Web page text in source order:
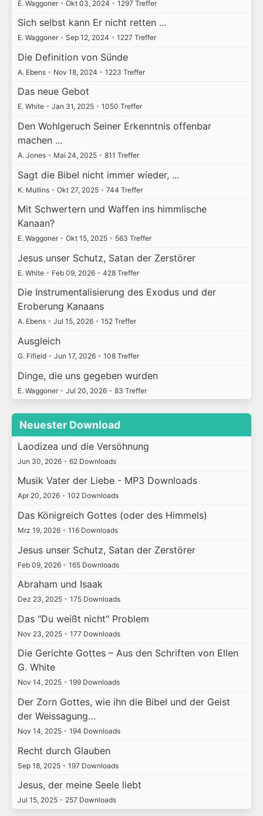
E. Waggoner • Okt 03, 2024 • 1297 Treffer
Sich selbst kann Er nicht retten ...
E. Waggoner • Sep 12, 2024 • 1227 Treffer
Die Definition von Sünde
A. Ebens • Nov 18, 2024 • 1223 Treffer
Das neue Gebot
E. White • Jan 31, 2025 • 1050 Treffer
Den Wohlgeruch Seiner Erkenntnis offenbar
machen ...
A. Jones • Mai 24, 2025 • 811 Treffer
Sagt die Bibel nicht immer wieder, ...
K. Mullins • Okt 27, 2025 • 744 Treffer
Mit Schwertern und Waffen ins himmlische
Kanaan?
E. Waggoner • Okt 15, 2025 • 563 Treffer
Jesus unser Schutz, Satan der Zerstörer
E. White • Feb 09, 2026 • 428 Treffer
Die Instrumentalisierung des Exodus und der
Eroberung Kanaans
A. Ebens • Jul 15, 2026 • 152 Treffer
Ausgleich
G. Fifield • Jun 17, 2026 • 108 Treffer
Dinge, die uns gegeben wurden
E. Waggoner • Jul 20, 2026 • 83 Treffer
Neuester Download
Laodizea und die Versöhnung
Jun 30, 2026 • 62 Downloads
Musik Vater der Liebe - MP3 Downloads
Apr 20, 2026 • 102 Downloads
Das Königreich Gottes (oder des Himmels)
Mrz 19, 2026 • 116 Downloads
Jesus unser Schutz, Satan der Zerstörer
Feb 09, 2026 • 165 Downloads
Abraham und Isaak
Dez 23, 2025 • 175 Downloads
Das "Du weißt nicht" Problem
Nov 23, 2025 • 177 Downloads
Die Gerichte Gottes – Aus den Schriften von Ellen
G. White
Nov 14, 2025 • 199 Downloads
Der Zorn Gottes, wie ihn die Bibel und der Geist
der Weissagung…
Nov 14, 2025 • 194 Downloads
Recht durch Glauben
Sep 18, 2025 • 197 Downloads
Jesus, der meine Seele liebt
Jul 15, 2025 • 257 Downloads